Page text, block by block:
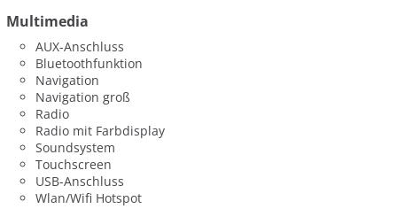
Multimedia
AUX-Anschluss
Bluetoothfunktion
Navigation
Navigation groß
Radio
Radio mit Farbdisplay
Soundsystem
Touchscreen
USB-Anschluss
Wlan/Wifi Hotspot